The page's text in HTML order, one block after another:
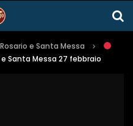
e Santa Messa
Santa Messa 27 febbraio